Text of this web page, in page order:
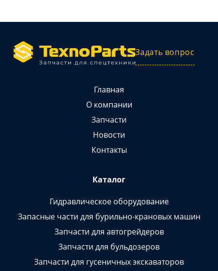
Задать вопрос
Главная
О компании
Запчасти
Новости
Контакты
Каталог
Гидравлическое оборудование
Запасные части для бурильно-крановых машин
Запчасти для автогрейдеров
Запчасти для бульдозеров
Запчасти для гусеничных экскаваторов